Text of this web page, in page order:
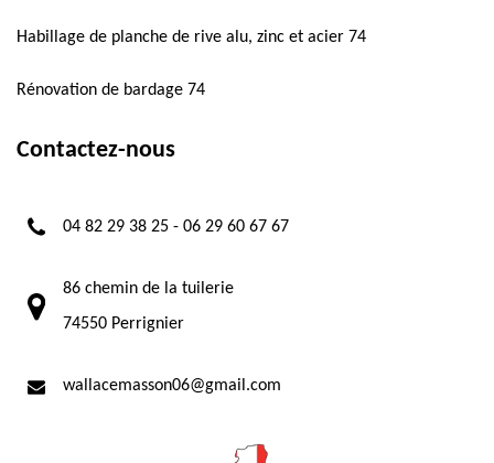
Habillage de planche de rive alu, zinc et acier 74
Rénovation de bardage 74
Contactez-nous
04 82 29 38 25 - 06 29 60 67 67
86 chemin de la tuilerie
74550 Perrignier
wallacemasson06@gmail.com